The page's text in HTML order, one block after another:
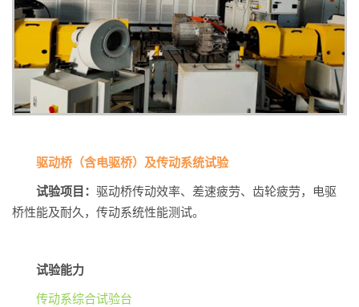
驱动桥（含电驱桥）及传动系统试验
试验项目： 驱动桥传动效率、差速疲劳、齿轮疲劳，电驱
桥性能及耐久，传动系统性能测试。
试验能力
传动系综合试验台